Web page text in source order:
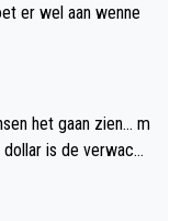
er wel aan wenne
het gaan zien... m
is de verwacht